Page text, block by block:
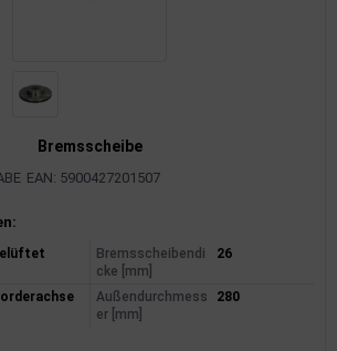
Bremsscheibe
EAN: 5900427201507
Bremsscheibendi
cke [mm]
26
Außendurchmess
er [mm]
280